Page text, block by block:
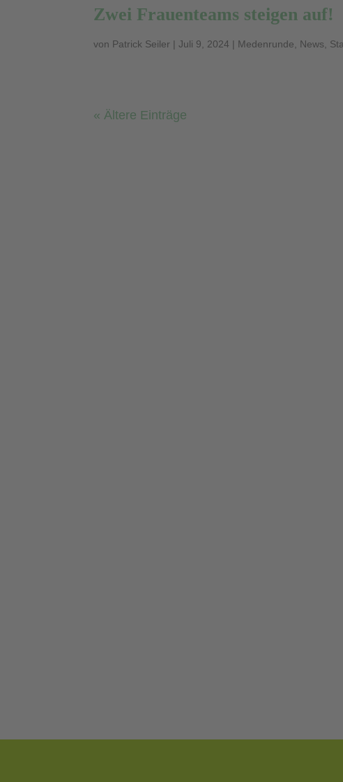
Zwei Frauenteams steigen auf!
von Patrick Seiler |Juli 9, 2024 | Medenrunde News
« Ältere Einträge